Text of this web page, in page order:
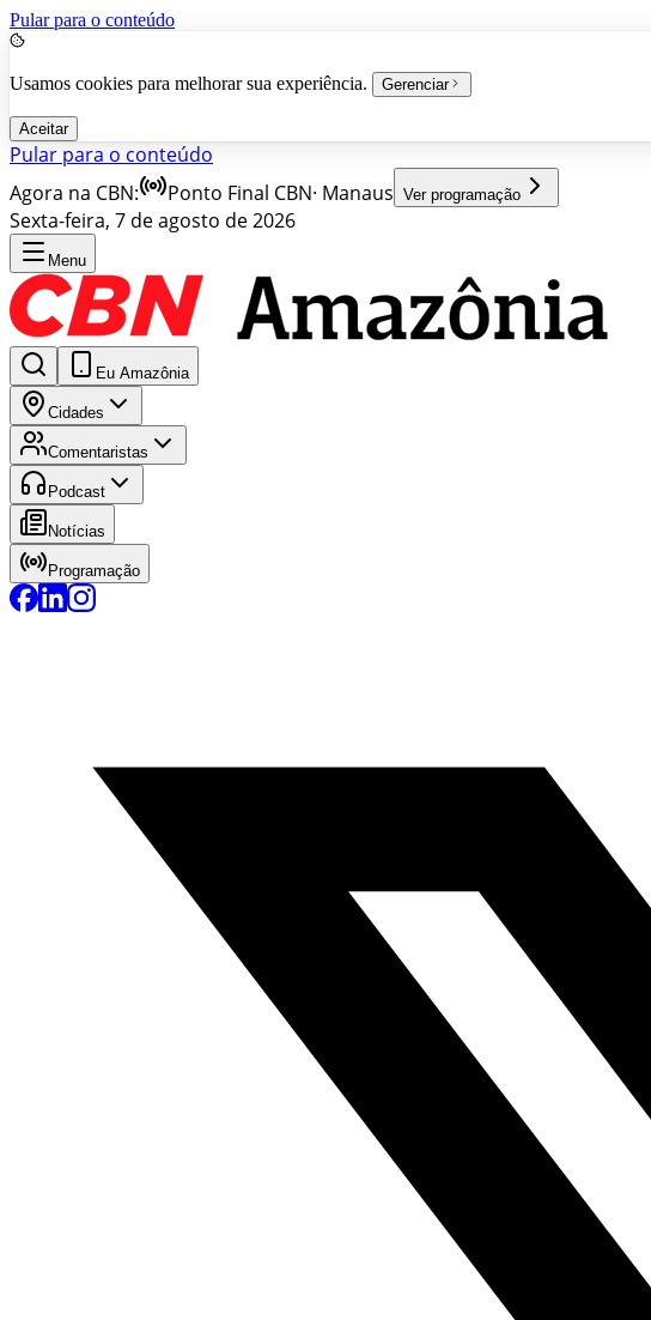
Pular para o conteúdo
Usamos cookies para melhorar sua experiência. Gerenciar
Aceitar
Pular para o conteúdo
Agora na CBN:
Ponto Final CBN· Manaus Ver programação
Sexta-feira, 7 de agosto de 2026
Menu
Eu Amazônia
Cidades
Comentaristas
Podcast
Notícias
Programação